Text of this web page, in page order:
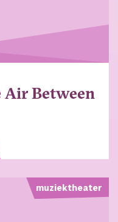
Air Between
muziektheater